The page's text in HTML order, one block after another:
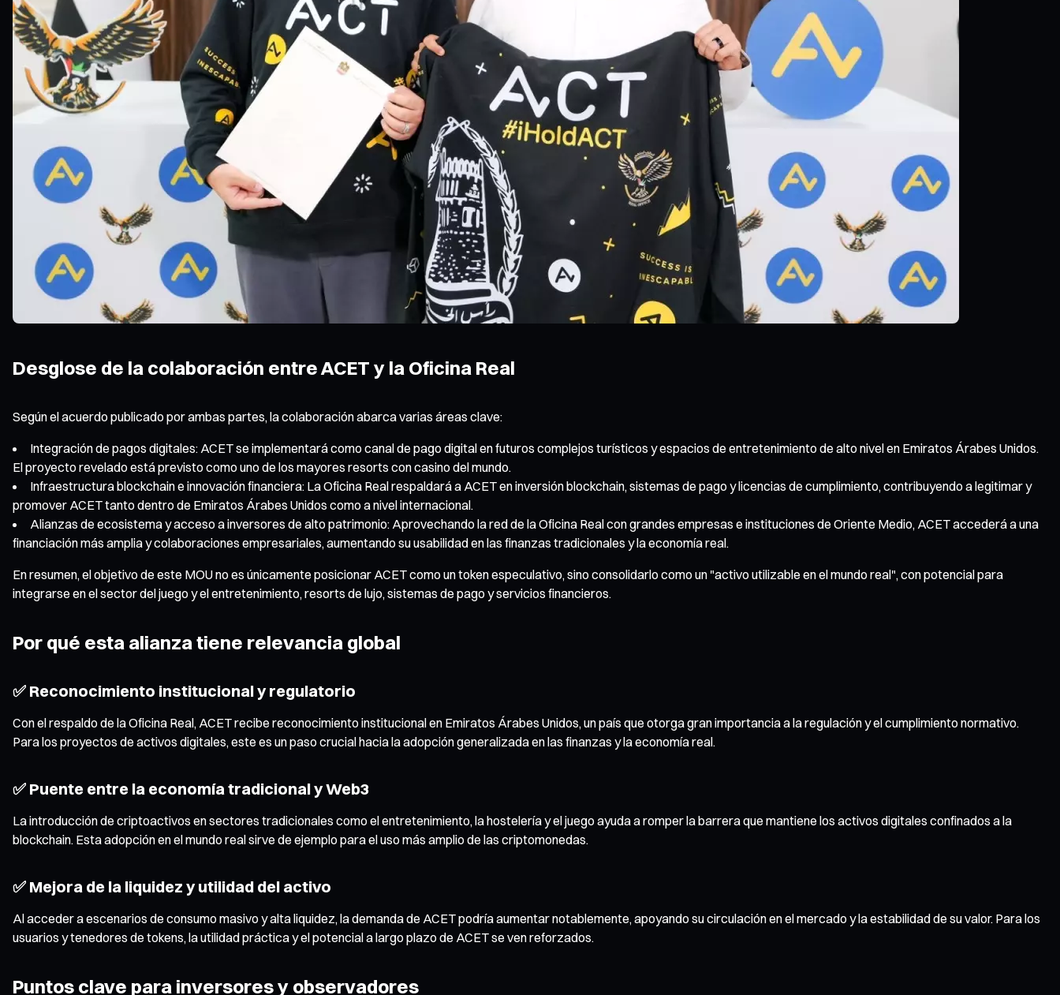
Desglose de la colaboración entre ACET y la Oficina Real
Según el acuerdo publicado por ambas partes, la colaboración abarca varias áreas clave:
Integración de pagos digitales: ACET se implementará como canal de pago digital en futuros complejos turísticos y espacios de entretenimiento de alto nivel en Emiratos Árabes Unidos.
El proyecto revelado está previsto como uno de los mayores resorts con casino del mundo.
Infraestructura blockchain e innovación financiera: La Oficina Real respaldará a ACET en inversión blockchain, sistemas de pago y licencias de cumplimiento, contribuyendo a legitimar y
promover ACET tanto dentro de Emiratos Árabes Unidos como a nivel internacional.
Alianzas de ecosistema y acceso a inversores de alto patrimonio: Aprovechando la red de la Oficina Real con grandes empresas e instituciones de Oriente Medio, ACET accederá a una
financiación más amplia y colaboraciones empresariales, aumentando su usabilidad en las finanzas tradicionales y la economía real.
En resumen, el objetivo de este MOU no es únicamente posicionar ACET como un token especulativo, sino consolidarlo como un "activo utilizable en el mundo real", con potencial para
integrarse en el sector del juego y el entretenimiento, resorts de lujo, sistemas de pago y servicios financieros.
Por qué esta alianza tiene relevancia global
✅ Reconocimiento institucional y regulatorio
Con el respaldo de la Oficina Real, ACET recibe reconocimiento institucional en Emiratos Árabes Unidos, un país que otorga gran importancia a la regulación y el cumplimiento normativo.
Para los proyectos de activos digitales, este es un paso crucial hacia la adopción generalizada en las finanzas y la economía real.
✅ Puente entre la economía tradicional y Web3
La introducción de criptoactivos en sectores tradicionales como el entretenimiento, la hostelería y el juego ayuda a romper la barrera que mantiene los activos digitales confinados a la
blockchain. Esta adopción en el mundo real sirve de ejemplo para el uso más amplio de las criptomonedas.
✅ Mejora de la liquidez y utilidad del activo
Al acceder a escenarios de consumo masivo y alta liquidez, la demanda de ACET podría aumentar notablemente, apoyando su circulación en el mercado y la estabilidad de su valor. Para los
usuarios y tenedores de tokens, la utilidad práctica y el potencial a largo plazo de ACET se ven reforzados.
Puntos clave para inversores y observadores